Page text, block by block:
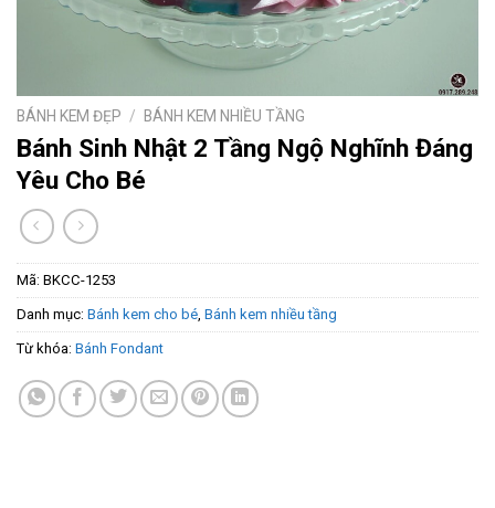
BÁNH KEM ĐẸP / BÁNH KEM NHIỀU TẦNG
Bánh Sinh Nhật 2 Tầng Ngộ Nghĩnh Đáng
Yêu Cho Bé
Mã: BKCC-1253
Danh mục: Bánh kem cho bé Bánh kem nhiều tầng
Từ khóa: Bánh Fondant